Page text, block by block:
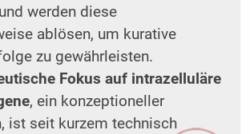
und werden diese
ablösen, um kurative
zu gewährleisten.
Fokus auf intrazelluläre
, ein konzeptioneller
ist seit kurzem technisch